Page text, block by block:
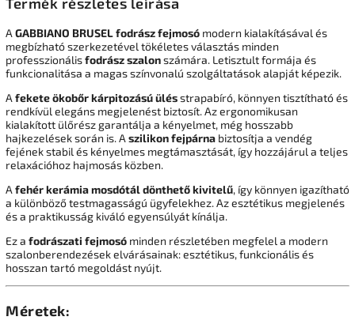
AGABBIANO BRUSEL fodrász fejmosó modern kialakításával és
megbízható szerkezetével tökéletes választás minden
professzionálisfodrász szalonszámára. Letisztult formája és
funkcionalitása a magas színvonalú szolgáltatások alapját képezik.
Afekete ökobőr kárpitozású ülésstrapabíró, könnyen tisztítható és
rendkívül elegáns megjelenést biztosít. Az ergonomikusan
kialakított ülőrész garantálja a kényelmet, még hosszabb
hajkezelések során is. Aszilikon fejpárna biztosítja a vendég
fejének stabil és kényelmes megtámasztását, így hozzájárul a teljes
relaxációhoz hajmosás közben.
Afehér kerámia mosdótál dönthető kivitelű, így könnyen igazítható
a különböző testmagasságú ügyfelekhez. Az esztétikus megjelenés
és a praktikusság kiváló egyensúlyát kínálja.
Ez a fodrászati fejmosó minden részletében megfelel a modern
szalonberendezések elvárásainak: esztétikus, funkcionális és
hosszan tartó megoldást nyújt.
Méretek: